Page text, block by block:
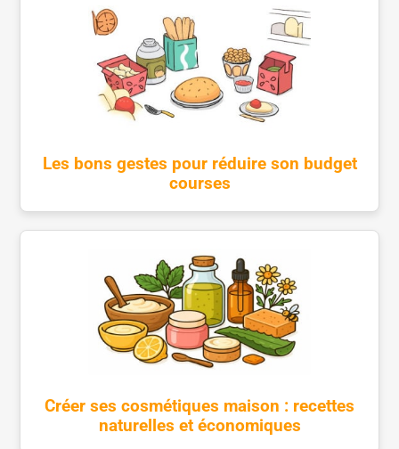
Les bons gestes pour réduire son budget
courses
Créer ses cosmétiques maison : recettes
naturelles et économiques